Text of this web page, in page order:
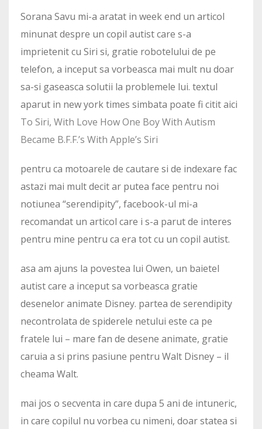
Sorana Savu mi-a aratat in week end un articol
minunat despre un copil autist care s-a
imprietenit cu Siri si, gratie robotelului de pe
telefon, a inceput sa vorbeasca mai mult nu doar
sa-si gaseasca solutii la problemele lui. textul
aparut in new york times simbata poate fi citit aici
To Siri, With Love How One Boy With Autism
Became B.F.F.’s With Apple’s Siri
pentru ca motoarele de cautare si de indexare fac
astazi mai mult decit ar putea face pentru noi
notiunea “serendipity”, facebook-ul mi-a
recomandat un articol care i s-a parut de interes
pentru mine pentru ca era tot cu un copil autist.
asa am ajuns la povestea lui Owen, un baietel
autist care a inceput sa vorbeasca gratie
desenelor animate Disney. partea de serendipity
necontrolata de spiderele netului este ca pe
fratele lui – mare fan de desene animate, gratie
caruia a si prins pasiune pentru Walt Disney – il
cheama Walt.
mai jos o secventa in care dupa 5 ani de intuneric,
in care copilul nu vorbea cu nimeni, doar statea si